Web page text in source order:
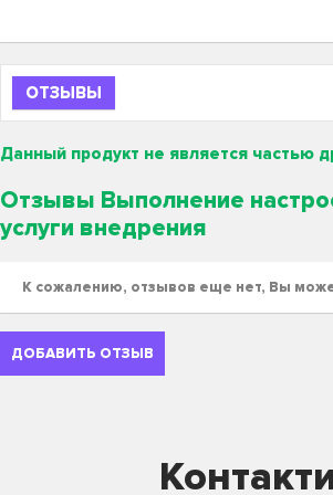
ОТЗЫВЫ
Данный продукт не является частью
Отзывы Выполнение
услуги внедрения
К сожалению, отзывов еще нет, Вы
ДОБАВИТЬ ОТЗЫВ